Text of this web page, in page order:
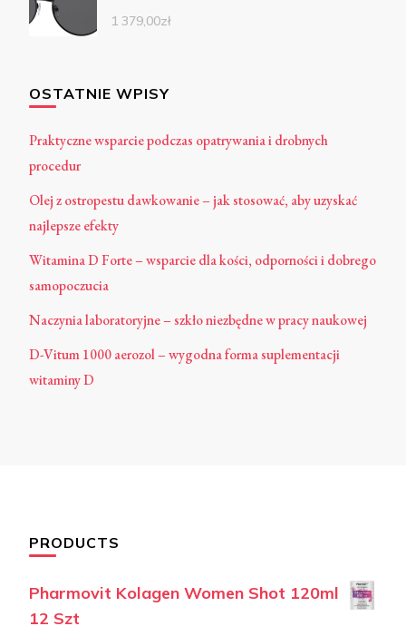
1 379,00zł
OSTATNIE WPISY
Praktyczne wsparcie podczas opatrywania i drobnych
procedur
Olej z ostropestu dawkowanie – jak stosować, aby uzyskać
najlepsze efekty
Witamina D Forte – wsparcie dla kości, odporności i dobrego
samopoczucia
Naczynia laboratoryjne – szkło niezbędne w pracy naukowej
D-Vitum 1000 aerozol – wygodna forma suplementacji
witaminy D
PRODUCTS
Pharmovit Kolagen Women Shot 120ml
12 Szt